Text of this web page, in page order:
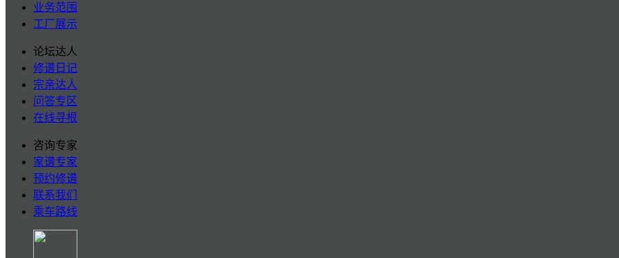
业务范围
工厂展示
论坛达人
修谱日记
宗亲达人
问答专区
在线寻根
咨询专家
家谱专家
预约修谱
联系我们
乘车路线